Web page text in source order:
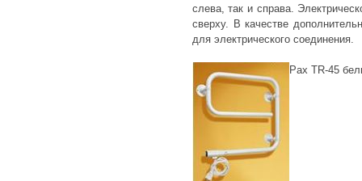
слева, так и справа.
сверху. В качестве
для электрического соединения.
Pax TR-45